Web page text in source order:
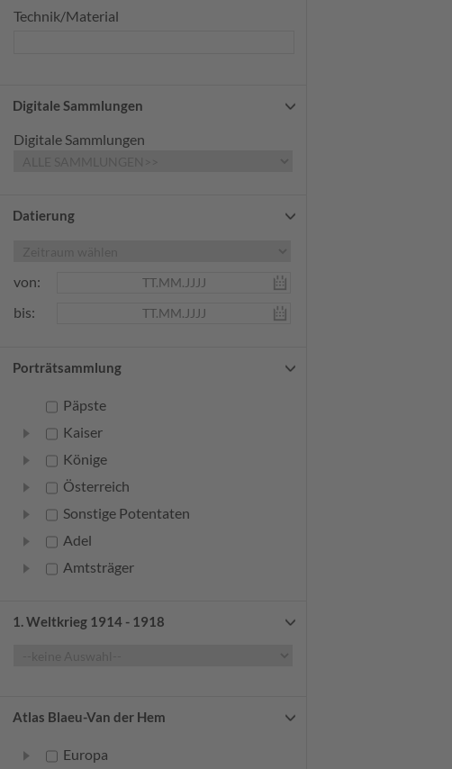
Technik/Material
Digitale Sammlungen
Digitale Sammlungen
Datierung
von:
bis:
Porträtsammlung
Päpste
Kaiser
Könige
Österreich
Sonstige Potentaten
Adel
Amtsträger
Frauen
Geistliche
Randgruppen
1. Weltkrieg 1914 - 1918
Atlas Blaeu-Van der Hem
Europa